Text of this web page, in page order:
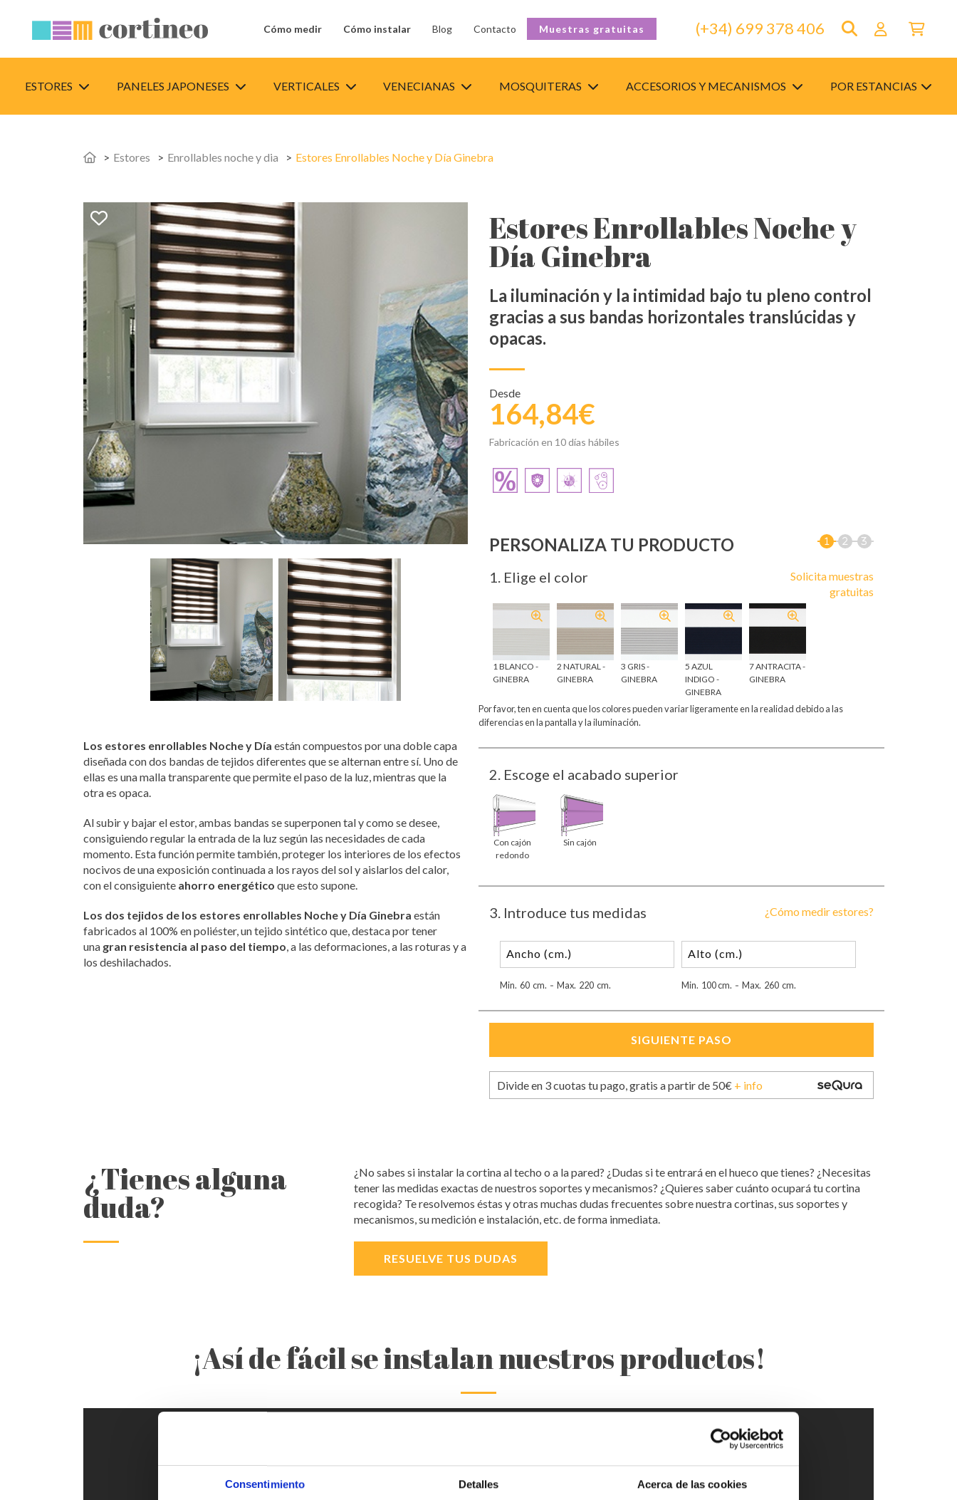
Consentimiento Detalles Acerca de las cookies
Cómo medir Cómo instalar Blog Contacto Muestras gratuitas (+34) 699 378 406
ESTORES PANELES JAPONESES VERTICALES VENECIANAS MOSQUITERAS ACCESORIOS Y MECANISMOS POR ESTANCIAS
Estores Enrollables noche y dia Estores Enrollables Noche y Día Ginebra
Los estores enrollables Noche y Día están compuestos por una doble capa
diseñada con dos bandas de tejidos diferentes que se alternan entre sí. Uno de
ellas es una malla transparente que permite el paso de la luz, mientras que la
otra es opaca.
Al subir y bajar el estor, ambas bandas se superponen tal y como se desee,
consiguiendo regular la entrada de la luz según las necesidades de cada
momento. Esta función permite también, proteger los interiores de los efectos
nocivos de una exposición continuada a los rayos del sol y aislarlos del calor,
con el consiguiente ahorro energético que esto supone.
Los dos tejidos de los estores enrollables Noche y Día Ginebra están
fabricados al 100% en poliéster, un tejido sintético que, destaca por tener
una gran resistencia al paso del tiempo, a las deformaciones, a las roturas y a
los deshilachados.
Estores Enrollables Noche y
Día Ginebra
La iluminación y la intimidad bajo tu pleno control
gracias a sus bandas horizontales translúcidas y
opacas.
Desde
164,84€
Fabricación en 10 días hábiles
PERSONALIZA TU PRODUCTO
1. Elige el color
Solicita muestras
gratuitas
1 BLANCO -
GINEBRA
2 NATURAL -
GINEBRA
3 GRIS -
GINEBRA
5 AZUL
INDIGO -
GINEBRA
7 ANTRACITA -
GINEBRA
Por favor, ten en cuenta que los colores pueden variar ligeramente en la realidad debido a las
diferencias en la pantalla y la iluminación.
2. Escoge el acabado superior
Con cajón
redondo
Sin cajón
3. Introduce tus medidas ¿Cómo medir estores?
Min. 60 cm. - Max. 220 cm. Min. 100cm. - Max. 260 cm.
Divide en 3 cuotas tu pago, gratis a partir de 50€ + info
¿Tienes alguna
duda?
¿No sabes si instalar la cortina al techo o a la pared? ¿Dudas si te entrará en el hueco que tienes? ¿Necesitas
tener las medidas exactas de nuestros soportes y mecanismos? ¿Quieres saber cuánto ocupará tu cortina
recogida? Te resolvemos éstas y otras muchas dudas frecuentes sobre nuestra cortinas, sus soportes y
mecanismos, su medición e instalación, etc. de forma inmediata.
RESUELVE TUS DUDAS
¡Así de fácil se instalan nuestros productos!